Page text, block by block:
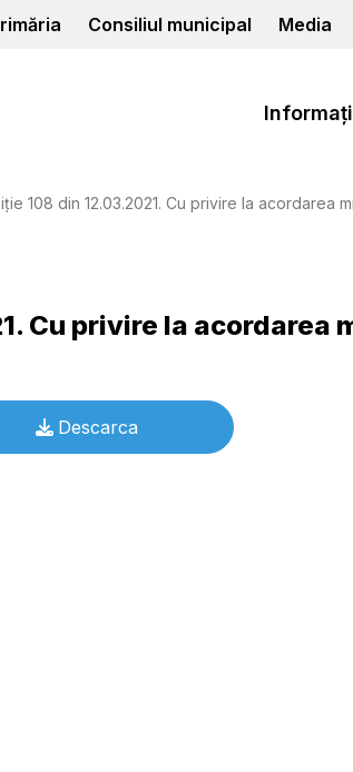
Consiliul municipal Media
108 din 12.03.2021. Cu privire la acordarea mijlocului de
Cu privire la acordarea
Descarca